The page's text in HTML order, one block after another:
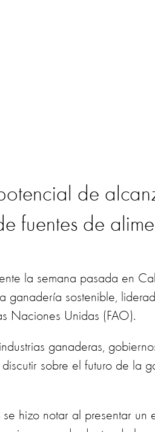
de
fuentes de
la semana pasada en
ganadería sostenible,
Naciones Unidas (FAO).
ganaderas,
sobre el futuro de la
se hizo notar al presentar